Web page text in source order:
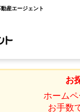
産エージェント
お
ホーム
お手数